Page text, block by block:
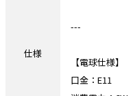
仕様
---
【電球仕様】
口金：E11